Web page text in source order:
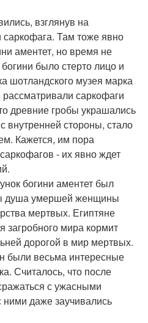
взглянув на
Там тоже явно
аментет, но время не
было стерто лицо и
шотландского музея марка
саркофаги
древние гробы украшались
внутренней стороны, стало
Кажется, им пора
- их явно ждет
богини аментет был
душа умершей женщины
мертвых. Египтяне
загробного мира кормит
дорогой в мир мертвых.
были весьма интересные
Считалось, что после
с ужасными
даже заучивались